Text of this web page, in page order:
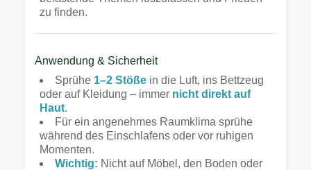
zu finden.
Anwendung & Sicherheit
Sprühe 1–2 Stößein die Luft, ins Bettzeug
oder auf Kleidung – immer nicht direkt auf
Haut.
Für ein angenehmes Raumklima sprühe
während des Einschlafens oder vor ruhigen
Momenten.
Wichtig: Nicht auf Möbel, den Boden oder